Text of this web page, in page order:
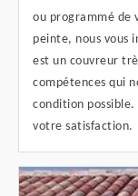
ou programmé de
peinte, nous vous
est un couvreur
compétences qui
condition possible.
votre satisfaction.